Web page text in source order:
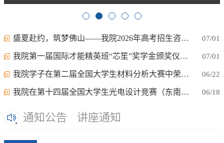
盛夏赴约，筑梦佛山——我院2026年高考招生咨询工作圆满结束 07/01
​我院第一届国际才能精英班“芯笙”奖学金颁奖仪式圆满举行 07/01
我院学子在第二届全国大学生材料分析大赛中荣获两项国赛三等奖 06/22
我院在第十四届全国大学生光电设计竞赛（东南区赛）中喜获佳绩！ 06/18
通知公告 讲座通知